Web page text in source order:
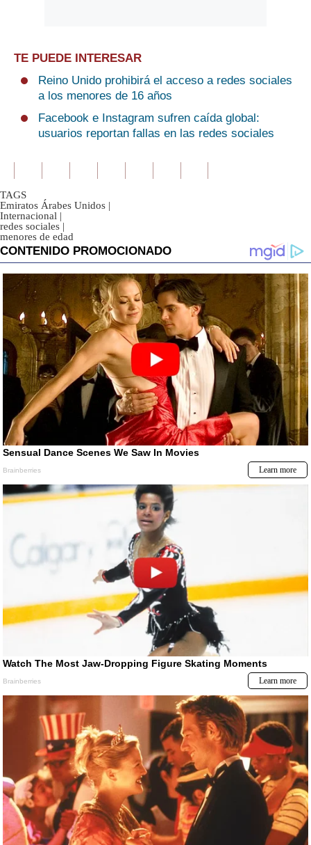
TE PUEDE INTERESAR
Reino Unido prohibirá el acceso a redes sociales
a los menores de 16 años
Facebook e Instagram sufren caída global:
usuarios reportan fallas en las redes sociales
TAGS
Emiratos Árabes Unidos |
Internacional |
redes sociales |
menores de edad